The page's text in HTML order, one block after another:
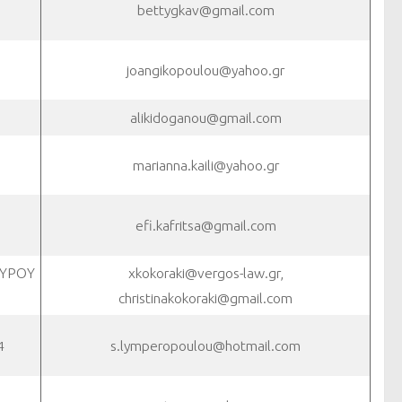
bettygkav@gmail.com
joangikopoulou@yahoo.gr
alikidoganou@gmail.com
marianna.kaili@yahoo.gr
efi.kafritsa@gmail.com
xkokoraki@vergos-law.gr,
christinakokoraki@gmail.com
s.lymperopoulou@hotmail.com